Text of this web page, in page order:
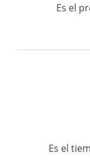
Es el
Es el